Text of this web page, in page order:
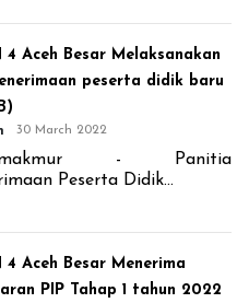
4 Aceh Besar Melaksanakan
peserta didik baru
30 March 2022
- Panitia
Peserta Didik...
4 Aceh Besar Menerima
PIP Tahap 1 tahun 2022